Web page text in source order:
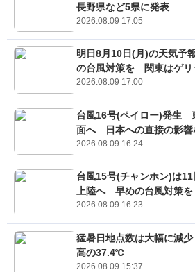
長野県など5県に発表
2026.08.09 17:05
明日8月10日(月)の天気
の台風対策を 関東はゲリ
2026.08.09 17:00
台風16号(ペイロー)発生
面へ 日本への直接の影響
2026.08.09 16:24
台風15号(チャンホン)は
上陸へ 早めの台風対策を
2026.08.09 16:23
猛暑日地点数は大幅に減
高の37.4℃
2026.08.09 15:37